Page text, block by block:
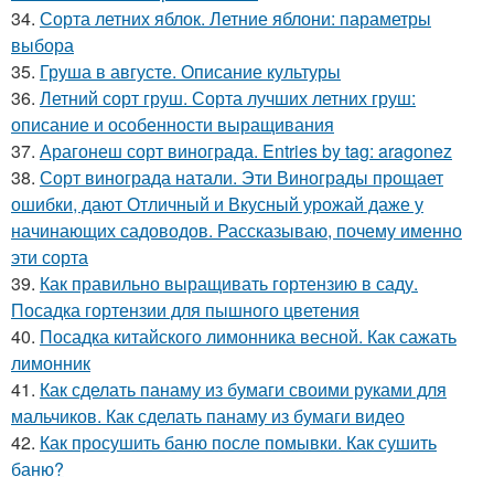
34. Сорта летних яблок. Летние яблони: параметры
выбора
35. Груша в августе. Описание культуры
36. Летний сорт груш. Сорта лучших летних груш:
описание и особенности выращивания
37. Арагонеш сорт винограда. Entries by tag: aragonez
38. Сорт винограда натали. Эти Винограды прощает
ошибки, дают Отличный и Вкусный урожай даже у
начинающих садоводов. Рассказываю, почему именно
эти сорта
39. Как правильно выращивать гортензию в саду.
Посадка гортензии для пышного цветения
40. Посадка китайского лимонника весной. Как сажать
лимонник
41. Как сделать панаму из бумаги своими руками для
мальчиков. Как сделать панаму из бумаги видео
42. Как просушить баню после помывки. Как сушить
баню?